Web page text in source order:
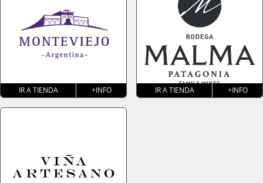
IR A TIENDA +INFO IR A TIENDA +INFO